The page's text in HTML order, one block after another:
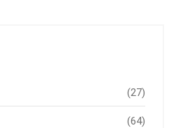
(27)
(64)